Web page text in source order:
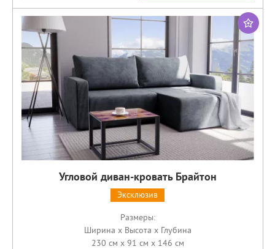
Угловой диван-кровать Брайтон
Эксклюзив
Размеры:
Ширина x Высота x Глубина
230 см x 91 см x 146 см